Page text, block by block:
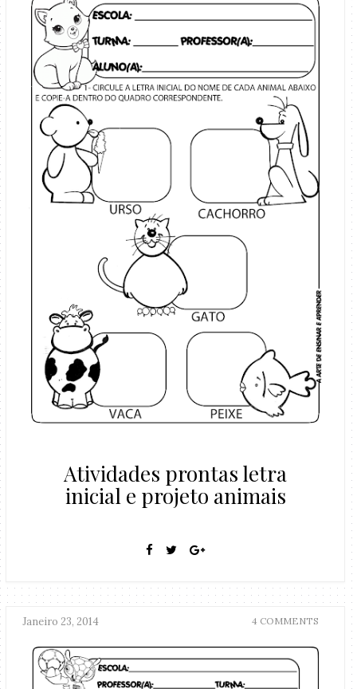
Atividades prontas letra
inicial e projeto animais
Janeiro 23, 2014 4 COMMENTS